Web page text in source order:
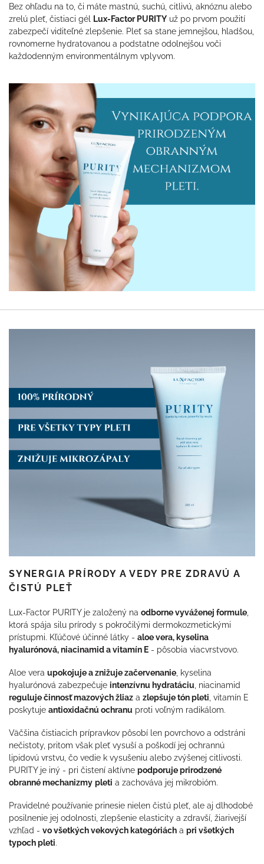
Bez ohľadu na to, či máte mastnú, suchú, citlivú, aknóznu alebo
zrelú pleť, čistiaci gél Lux-Factor PURITY už po prvom použití
zabezpečí viditeľné zlepšenie. Pleť sa stane jemnejšou, hladšou,
rovnomerne hydratovanou a podstatne odolnejšou voči
každodenným environmentálnym vplyvom.
SYNERGIA PRÍRODY A VEDY PRE ZDRAVÚ A
ČISTÚ PLEŤ
Lux-Factor PURITY je založený na odborne vyváženej formule
ktorá spája silu prírody s pokročilými dermokozmetickými
prístupmi. Kľúčové účinné látky - aloe vera, kyselina
hyalurónová, niacinamid a vitamín E - pôsobia viacvrstvovo.
Aloe vera upokojuje a znižuje začervenanie , kyselina
hyalurónová zabezpečuje intenzívnu hydratáciu , niacinamid
reguluje činnosť mazových žliaz a zlepšuje tón pleti , vitamín E
poskytuje antioxidačnú ochranu proti voľným radikálom.
Väčšina čistiacich prípravkov pôsobí len povrchovo a odstráni
nečistoty, pritom však pleť vysuší a poškodí jej ochrannú
lipidovú vrstvu, čo vedie k vysušeniu alebo zvýšenej citlivosti.
PURITY je iný - pri čistení aktívne podporuje prirodzené
obranné mechanizmy pleti a zachováva jej mikrobióm.
Pravidelné používanie prinesie nielen čistú pleť, ale aj dlhodobé
posilnenie jej odolnosti, zlepšenie elasticity a zdravší, žiarivejší
vzhľad - vo všetkých vekových kategóriách a pri všetkých
typoch pleti.